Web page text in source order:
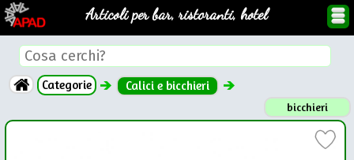
Articoli per bar, ristoranti, hotel
Categorie Calici e bicchieri
bicchieri